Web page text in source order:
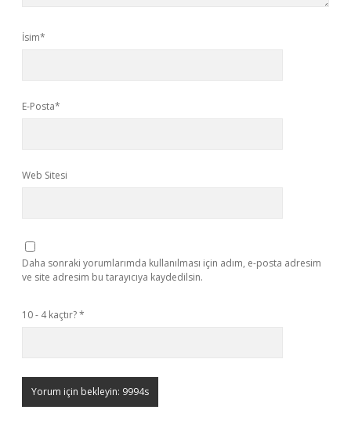
İsim*
E-Posta*
Web Sitesi
Daha sonraki yorumlarımda kullanılması için adım, e-posta adresim
ve site adresim bu tarayıcıya kaydedilsin.
10 - 4 kaçtır?*